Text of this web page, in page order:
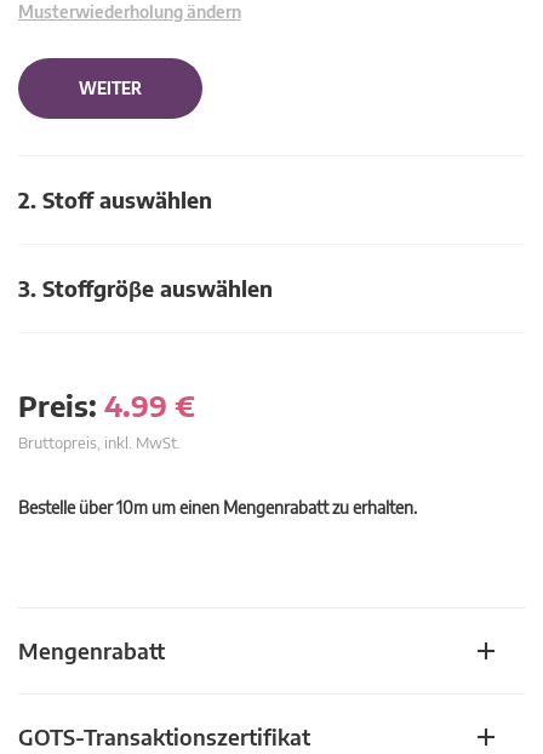
Musterwiederholung ändern
WEITER
2. Stoff auswählen
3. Stoffgröβe auswählen
Preis: 4.99 €
Bruttopreis, inkl. MwSt.
Bestelle über 10m um einen Mengenrabatt zu erhalten.
Mengenrabatt
GOTS-Transaktionszertifikat